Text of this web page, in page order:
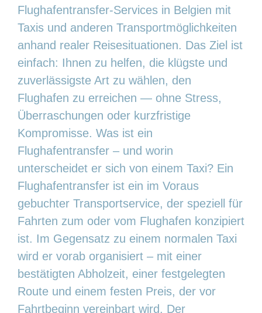
Flughafentransfer-Services in Belgien mit
Taxis und anderen Transportmöglichkeiten
anhand realer Reisesituationen. Das Ziel ist
einfach: Ihnen zu helfen, die klügste und
zuverlässigste Art zu wählen, den
Flughafen zu erreichen — ohne Stress,
Überraschungen oder kurzfristige
Kompromisse. Was ist ein
Flughafentransfer – und worin
unterscheidet er sich von einem Taxi? Ein
Flughafentransfer ist ein im Voraus
gebuchter Transportservice, der speziell für
Fahrten zum oder vom Flughafen konzipiert
ist. Im Gegensatz zu einem normalen Taxi
wird er vorab organisiert – mit einer
bestätigten Abholzeit, einer festgelegten
Route und einem festen Preis, der vor
Fahrtbeginn vereinbart wird. Der